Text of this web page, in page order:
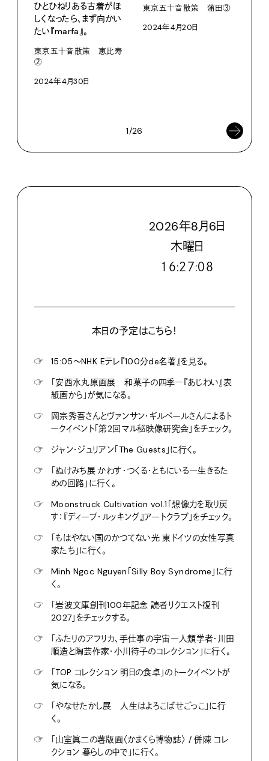
ひとひねりある古着がほ
しくなったら、まず向かい
たい『marfa』。
東京五十音散策 恵比寿
②
2024年4月30日
東京五十音散策 蒲田③
2024年4月20日
1/26
2026年8月6日
木曜日
１６:２７:０９
本日の予定はこちら！
☞
15:05〜NHK Eテレ『100分de名著』を見る。
☞
「安西水丸原画展 和菓子の四季―『あじわい』表
紙画から」が気になる。
☞
岡宗秀吾さんとヴァンサン・ギルベールさんによるト
ークイベント「第2回マル秘映像研究会」をチェック。
☞
ジャン・ジュリアン「The Guests」に行く。
☞
「ぬけみち展 かわす・つくる・ともにいる―生きるた
めの回路」に行く。
☞
Moonstruck Cultivation vol.1「想像力を取り戻
す：『ディープ・ルッキング』アートクラブ」をチェック。
☞
「もはやない国のかつてない光 東ドイツの女性写真
家たち」に行く。
☞
Minh Ngoc Nguyen「Silly Boy Syndrome」に行
く。
☞
「岩波文庫創刊100年記念 読者リクエスト復刊
2027」をチェックする。
☞
「ふたりのアフリカ、手仕事の宇宙―人類学者・川田
順造と陶芸作家・小川待子のコレクション」に行く。
☞
「TOP コレクション 明日の食卓」のトークイベントが
気になる。
☞
「やなせたかし展 人生はよろこばせごっこ」に行
く。
☞
「山室眞二の薯版画〈かまくら博物誌〉 / 併陳 コレ
クション 暮らしの中で」に行く。